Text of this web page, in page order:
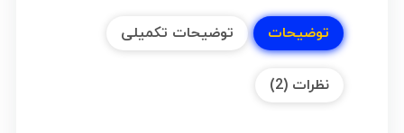
توضیحات توضیحات تکمیلی
نظرات (2)